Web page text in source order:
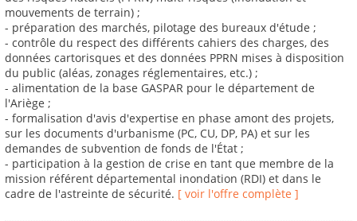
mouvements de terrain) ;
- préparation des marchés, pilotage des bureaux d'étude ;
- contrôle du respect des différents cahiers des charges, des
données cartorisques et des données PPRN mises à disposition
du public (aléas, zonages réglementaires, etc.) ;
- alimentation de la base GASPAR pour le département de
l'Ariège ;
- formalisation d'avis d'expertise en phase amont des projets,
sur les documents d'urbanisme (PC, CU, DP, PA) et sur les
demandes de subvention de fonds de l'État ;
- participation à la gestion de crise en tant que membre de la
mission référent départemental inondation (RDI) et dans le
cadre de l'astreinte de sécurité. [ voir l'offre complète ]